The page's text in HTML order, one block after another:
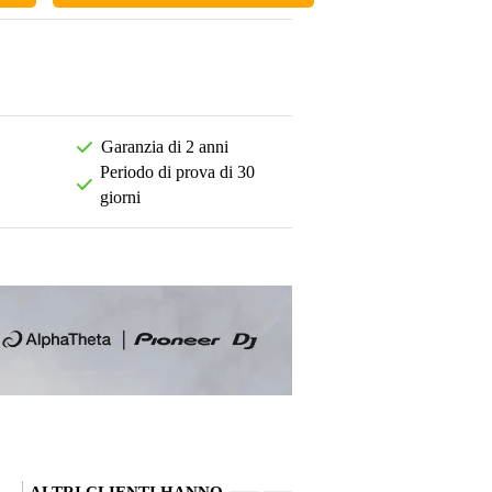
Garanzia di 2 anni
Periodo di prova di 30
giorni